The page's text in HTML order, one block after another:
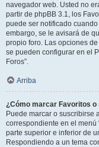
navegador web. Usted no
partir de phpBB 3.1, los
puede ser notificado
embargo, se le avisará de
propio foro. Las opciones
se pueden configurar en el
Foros”.
Arriba
¿Cómo marcar Favoritos
Puede marcar o suscribirse
correspondiente en el menú
parte superior e inferior de
Respondiendo a un tema